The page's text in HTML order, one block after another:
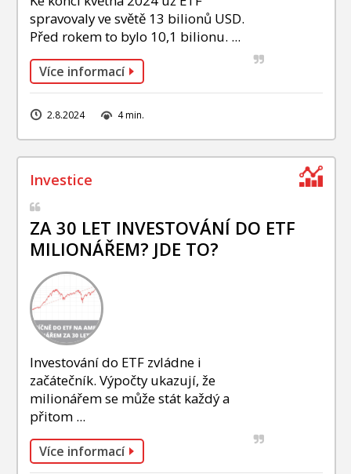
spravovaly ve světě 13 bilionů USD.
Před rokem to bylo 10,1 bilionu. ...
Více informací
2.8.2024 4 min.
ZA 30 LET INVESTOVÁNÍ DO ETF
MILIONÁŘEM? JDE TO?
Investování do ETF zvládne i
začátečník. Výpočty ukazují, že
milionářem se může stát každý a
přitom ...
Více informací